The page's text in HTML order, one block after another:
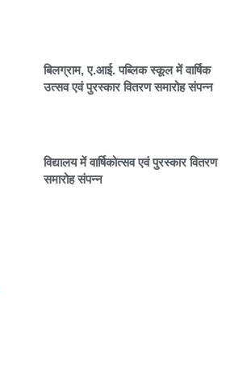
बिलग्राम, ए.आई. पब्लिक स्कूल में वार्षिक
उत्सव एवं पुरस्कार वितरण समारोह संपन्न
विद्यालय में वार्षिकोत्सव एवं पुरस्कार वितरण
समारोह संपन्न